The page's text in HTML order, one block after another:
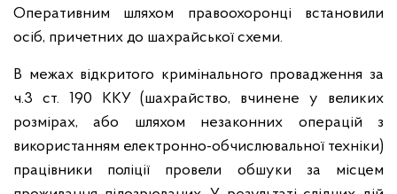
Оперативним шляхом правоохоронці встановили
осіб, причетних до шахрайської схеми.
В межах відкритого кримінального провадження за
ч.3 ст. 190 ККУ (шахрайство, вчинене у великих
розмірах, або шляхом незаконних операцій з
використанням електронно-обчислювальної техніки)
працівники поліції провели обшуки за місцем